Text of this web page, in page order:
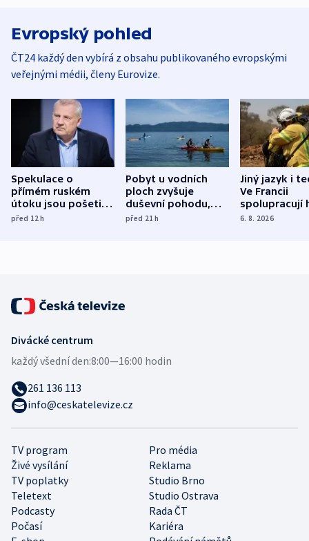
Evropský pohled
ČT24 každý den vybírá z obsahu publikovaného evropskými
veřejnými médii, členy Eurovize.
Spekulace o
přímém ruském
útoku jsou pošetilé,
míní estonský
před 12h
Pobyt u vodních
ploch zvyšuje
duševní pohodu,
ukázala
před 21h
Jiný jazyk i
Ve Francii
spolupracují
různých zemí
6. 8. 2026
TV program
Pro média
Živé vysílání
Reklama
TV poplatky
Studio Brno
Teletext
Studio Ostrava
Podcasty
Rada ČT
Počasí
Kariéra
Divácké centrum
každý všední den:8:00—16:00 hodin
261 136 113
info@ceskatelevize.cz